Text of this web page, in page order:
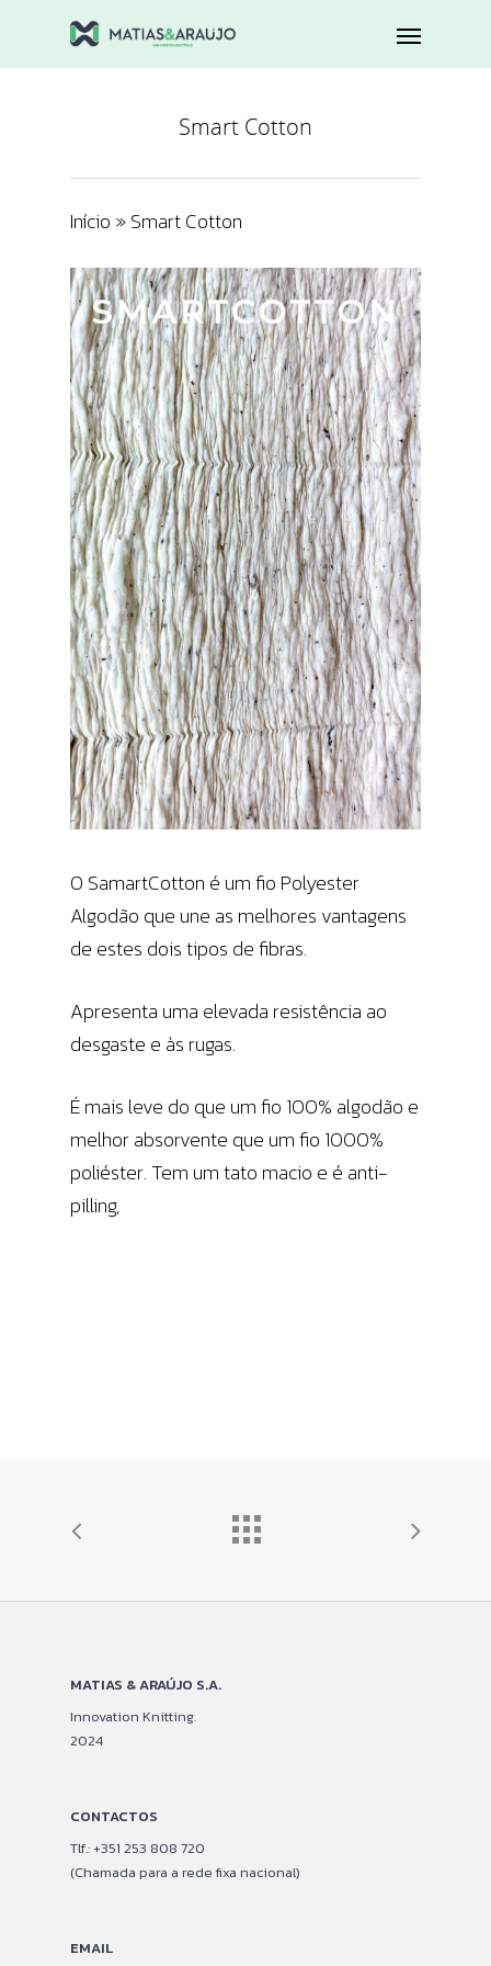
Smart Cotton
Início »Smart Cotton
O SamartCotton é um fio Polyester
Algodão que une as melhores vantagens
de estes dois tipos de fibras.
Apresenta uma elevada resistência ao
desgaste e às rugas.
É mais leve do que um fio 100% algodão e
melhor absorvente que um fio 1000%
poliéster. Tem um tato macio e é anti-
pilling,
MATIAS & ARAÚJO S.A.
Innovation Knitting.
2024
CONTACTOS
Tlf.: +351 253 808 720
(Chamada para a rede fixa nacional)
EMAIL